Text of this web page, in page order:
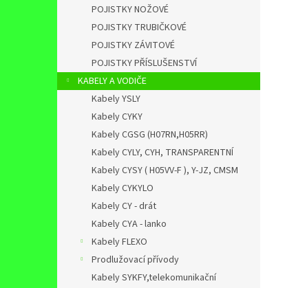
POJISTKY NOŽOVÉ
POJISTKY TRUBIČKOVÉ
POJISTKY ZÁVITOVÉ
POJISTKY PŘÍSLUŠENSTVÍ
KABELY A VODIČE
Kabely YSLY
Kabely CYKY
Kabely CGSG (H07RN,H05RR)
Kabely CYLY, CYH, TRANSPARENTNÍ
Kabely CYSY ( H05VV-F ), Y-JZ, CMSM
Kabely CYKYLO
Kabely CY - drát
Kabely CYA - lanko
Kabely FLEXO
Prodlužovací přívody
Kabely SYKFY,telekomunikační